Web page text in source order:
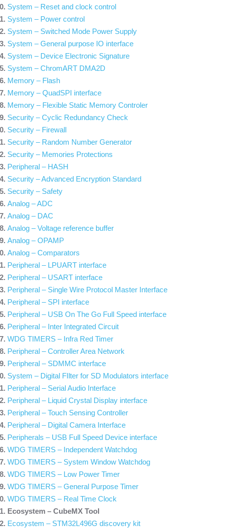
System – Reset and clock control
System – Power control
System – Switched Mode Power Supply
System – General purpose IO interface
System – Device Electronic Signature
System – ChromART DMA2D
Memory – Flash
Memory – QuadSPI interface
Memory – Flexible Static Memory Controler
Security – Cyclic Redundancy Check
Security – Firewall
Security – Random Number Generator
Security – Memories Protections
Peripheral – HASH
Security – Advanced Encryption Standard
Security – Safety
Analog – ADC
Analog – DAC
Analog – Voltage reference buffer
Analog – OPAMP
Analog – Comparators
Peripheral – LPUART interface
Peripheral – USART interface
Peripheral – Single Wire Protocol Master Interface
Peripheral – SPI interface
Peripheral – USB On The Go Full Speed interface
Peripheral – Inter Integrated Circuit
WDG TIMERS – Infra Red Timer
Peripheral – Controller Area Network
Peripheral – SDMMC interface
System – Digital FIlter for SD Modulators interface
Peripheral – Serial Audio Interface
Peripheral – Liquid Crystal Display interface
Peripheral – Touch Sensing Controller
Peripheral – Digital Camera Interface
Peripherals – USB Full Speed Device interface
WDG TIMERS – Independent Watchdog
WDG TIMERS – System Window Watchdog
WDG TIMERS – Low Power Timer
WDG TIMERS – General Purpose Timer
WDG TIMERS – Real Time Clock
Ecosystem – CubeMX Tool
Ecosystem – STM32L496G discovery kit